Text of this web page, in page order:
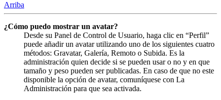
Arriba
¿Cómo puedo mostrar un avatar?
Desde su Panel de Control de Usuario, haga clic en “Perfil”
puede añadir un avatar utilizando uno de los siguientes cuatro
métodos: Gravatar, Galería, Remoto o Subida. Es la
administración quien decide si se pueden usar o no y en que
tamaño y peso pueden ser publicadas. En caso de que no este
disponible la opción de avatar, comuníquese con La
Administración para que sea activada.